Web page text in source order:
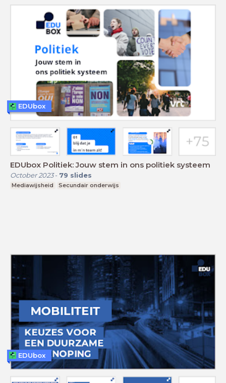
EDUbox Politiek: Jouw stem in ons politiek systeem
October 2023- 79 slides
Mediawijsheid Secundair onderwijs
EDUbox
EDUbox